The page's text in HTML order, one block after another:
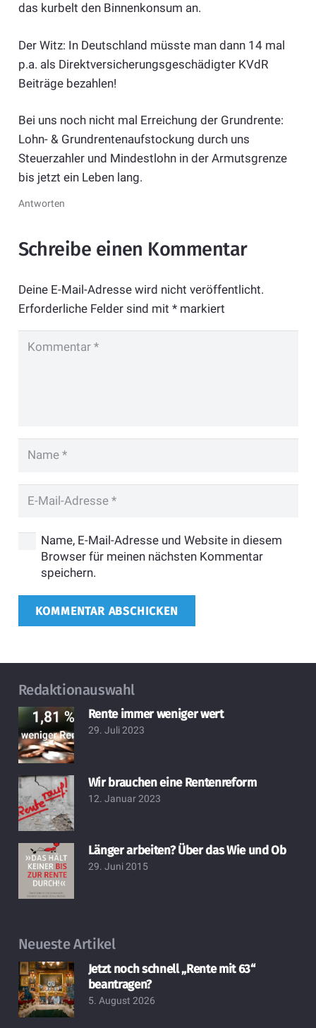
das kurbelt den Binnenkonsum an.
Der Witz: In Deutschland müsste man dann 14 mal
p.a. als Direktversicherungsgeschädigter KVdR
Beiträge bezahlen!
Bei uns noch nicht mal Erreichung der Grundrente:
Lohn- & Grundrentenaufstockung durch uns
Steuerzahler und Mindestlohn in der Armutsgrenze
bis jetzt ein Leben lang.
Antworten
Schreibe einen Kommentar
Deine E-Mail-Adresse wird nicht veröffentlicht.
Erforderliche Felder sind mit *markiert
Name, E-Mail-Adresse und Website in diesem
Browser für meinen nächsten Kommentar
speichern.
KOMMENTAR ABSCHICKEN
Redaktionauswahl
Rente immer weniger wert
29. Juli 2023
Wir brauchen eine Rentenreform
12. Januar 2023
Länger arbeiten? Über das Wie und Ob
29. Juni 2015
Neueste Artikel
Jetzt noch schnell „Rente mit 63“
beantragen?
5. August 2026